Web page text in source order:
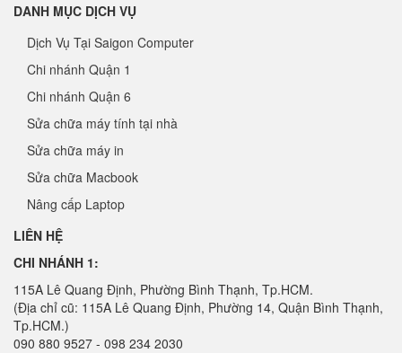
DANH MỤC DỊCH VỤ
Dịch Vụ Tại Saigon Computer
Chi nhánh Quận 1
Chi nhánh Quận 6
Sửa chữa máy tính tại nhà
Sửa chữa máy in
Sửa chữa Macbook
Nâng cấp Laptop
LIÊN HỆ
CHI NHÁNH 1:
115A Lê Quang Định, Phường Bình Thạnh, Tp.HCM.
(Địa chỉ cũ: 115A Lê Quang Định, Phường 14, Quận Bình Thạnh,
Tp.HCM.)
090 880 9527 - 098 234 2030